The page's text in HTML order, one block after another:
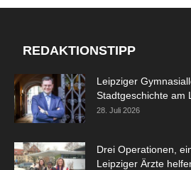
REDAKTIONSTIPP
Leipziger
Stadtgeschichte am
28. Juli 2026
Drei Operationen,
Leipziger Ärzte